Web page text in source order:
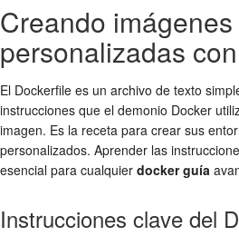
Creando imágenes
personalizadas
El Dockerfile es un archivo de texto
instrucciones que el demonio Docker
imagen. Es la receta para crear sus
personalizados. Aprender las
esencial para cualquier docker guía
Instrucciones clave del